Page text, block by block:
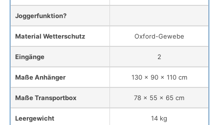
Joggerfunktion?
Material Wetterschutz Oxford-Gewebe
Eingänge 2
Maße Anhänger 130 x 90 x 110 cm
Maße Transportbox 78 x 55 x 65 cm
Leergewicht 14 kg